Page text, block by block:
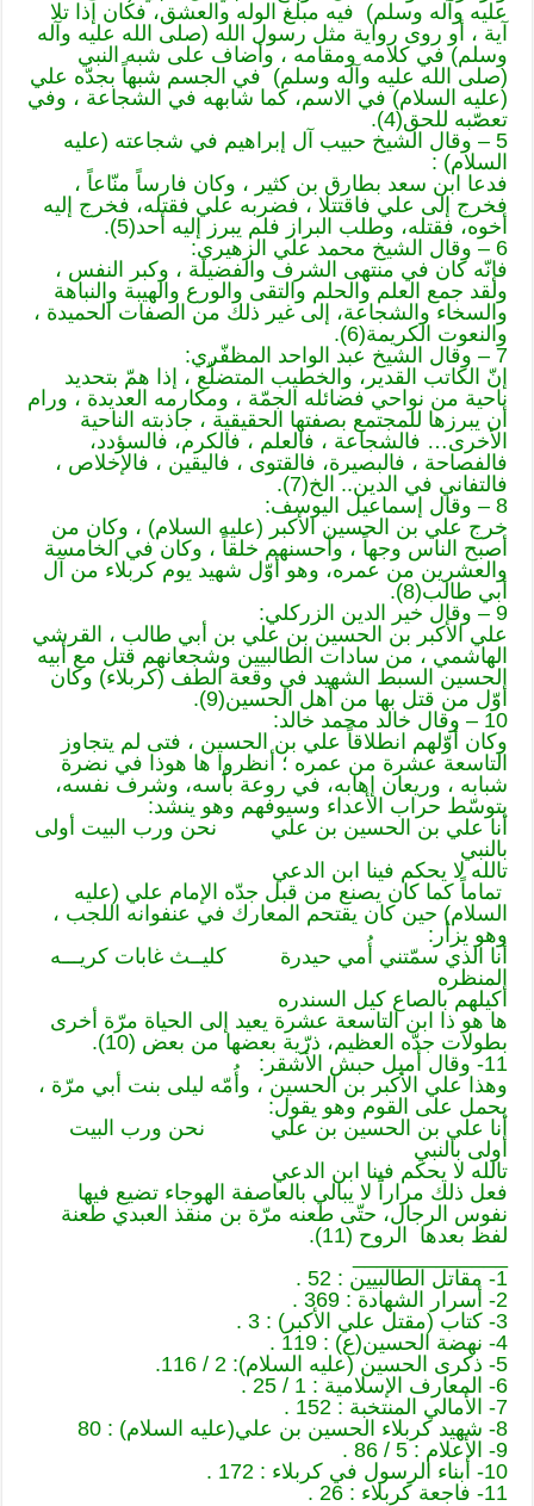
عليه وآله وسلم) فيه مبلغ الوله والعشق، فكان إذا تلا
آية ، أو روى رواية مثل رسول الله (صلى الله عليه وآله
وسلم) في كلامه ومقامه ، وأضاف على شبه النبي
(صلى الله عليه وآله وسلم) في الجسم شبهاً بجدّه علي
(عليه السلام) في الاسم، كما شابهه في الشجاعة ، وفي
تعصّبه للحق(4).
5 – وقال الشيخ حبيب آل إبراهيم في شجاعته (عليه
السلام) :
فدعا ابن سعد بطارق بن كثير ، وكان فارساً منّاعاً ،
فخرج إلى علي فاقتتلا ، فضربه علي فقتله، فخرج إليه
أخوه، فقتله، وطلب البراز فلم يبرز إليه أحد(5).
6 – وقال الشيخ محمد علي الزهيري:
فإنّه كان في منتهى الشرف والفضيلة ، وكبر النفس ،
ولقد جمع العلم والحلم والتقى والورع والهيبة والنباهة
والسخاء والشجاعة، إلى غير ذلك من الصفات الحميدة ،
والنعوت الكريمة(6).
7 – وقال الشيخ عبد الواحد المظفّري:
إنّ الكاتب القدير، والخطيب المتضلّع ، إذا همّ بتحديد
ناحية من نواحي فضائله الجمّة ، ومكارمه العديدة ، ورام
أن يبرزها للمجتمع بصفتها الحقيقية ، جاذبته الناحية
الأخرى… فالشجاعة ، فالعلم ، فالكرم، فالسؤدد،
فالفصاحة ، فالبصيرة، فالقتوى ، فاليقين ، فالإخلاص ،
فالتفاني في الدين.. الخ(7).
8 – وقال إسماعيل اليوسف:
خرج علي بن الحسين الأكبر (عليه السلام) ، وكان من
أصبح الناس وجهاً ، وأحسنهم خلقاً ، وكان في الخامسة
والعشرين من عمره، وهو أوّل شهيد يوم كربلاء من آل
أبي طالب(8).
9 – وقال خير الدين الزركلي:
علي الأكبر بن الحسين بن علي بن أبي طالب ، القرشي
الهاشمي ، من سادات الطالبيين وشجعانهم قتل مع أبيه
الحسين السبط الشهيد في وقعة الطف (كربلاء) وكان
أوّل من قتل بها من أهل الحسين(9).
10 – وقال خالد محمد خالد:
وكان أوّلهم انطلاقاً علي بن الحسين ، فتى لم يتجاوز
التاسعة عشرة من عمره ؛ أنظروا ها هوذا في نضرة
شبابه ، وريعان إهابه، في روعة بأسه، وشرف نفسه،
يتوسّط حراب الأعداء وسيوفهم وهو ينشد:
أنا علي بن الحسين بن علي نحن ورب البيت أولى
بالنبي
تالله لا يحكم فينا ابن الدعي
تماماً كما كان يصنع من قبل جدّه الإمام علي (عليه
السلام) حين كان يقتحم المعارك في عنفوانه اللجب ،
وهو يزأر:
أنا الذي سمّتني أُمي حيدرة كليــث غابات كريـــه
المنظره
أكيلهم بالصاع كيل السندره
ها هو ذا ابن التاسعة عشرة يعيد إلى الحياة مرّة أخرى
بطولات جدّه العظيم، ذرّية بعضها من بعض (10).
11- وقال أميل حبش الأشقر:
وهذا علي الأكبر بن الحسين ، وأُمّه ليلى بنت أبي مرّة ،
يحمل على القوم وهو يقول:
أنا علي بن الحسين بن علي نحن ورب البيت
أولى بالنبي
تالله لا يحكم فينا ابن الدعي
فعل ذلك مراراً لا يبالي بالعاصفة الهوجاء تضيع فيها
نفوس الرجال، حتّى طعنه مرّة بن منقذ العبدي طعنة
لفظ بعدها الروح (11).
_____________
1- مقاتل الطالبيين : 52 .
2- أسرار الشهادة : 369 .
3- كتاب (مقتل علي الأكبر) : 3 .
4- نهضة الحسين(ع) : 119 .
5- ذكرى الحسين (عليه السلام): 2 / 116.
6- المعارف الإسلامية : 1 / 25 .
7- الأمالي المنتخبة : 152 .
8- شهيد كربلاء الحسين بن علي(عليه السلام) : 80
9- الأعلام : 5 / 86 .
10- أبناء الرسول في كربلاء : 172 .
11- فاجعة كربلاء : 26 .